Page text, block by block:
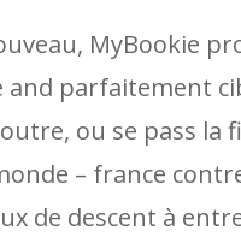
MyBookie
and parfaitement
ou se pass la
– france
de descent à